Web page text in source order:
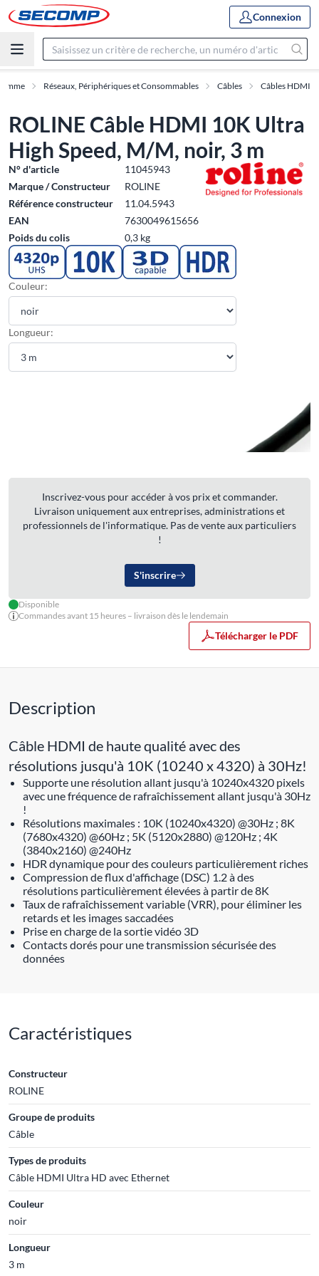
Connexion
Réseaux, Périphériques et Consommables Câbles Câbles HDMI
ROLINE Câble HDMI 10K Ultra
High Speed, M/M, noir, 3 m
N° d'article
11045943
Marque / Constructeur
ROLINE
Référence constructeur
11.04.5943
EAN
7630049615656
Poids du colis
0,3 kg
Couleur:
Longueur:
Inscrivez-vous pour accéder à vos prix et commander.
Livraison uniquement aux entreprises, administrations et
professionnels de l'informatique. Pas de vente aux particuliers
!
S'inscrire
Disponible
Commandes avant 15 heures – livraison dès le lendemain
Télécharger le PDF
Description
Câble HDMI de haute qualité avec des
résolutions jusqu'à 10K (10240 x 4320) à 30Hz!
Supporte une résolution allant jusqu'à 10240x4320 pixels
avec une fréquence de rafraîchissement allant jusqu'à 30Hz
!
Résolutions maximales : 10K (10240x4320) @30Hz ; 8K
(7680x4320) @60Hz ; 5K (5120x2880) @120Hz ; 4K
(3840x2160) @240Hz
HDR dynamique pour des couleurs particulièrement riches
Compression de flux d'affichage (DSC) 1.2 à des
résolutions particulièrement élevées à partir de 8K
Taux de rafraîchissement variable (VRR), pour éliminer les
retards et les images saccadées
Prise en charge de la sortie vidéo 3D
Contacts dorés pour une transmission sécurisée des
données
Caractéristiques
Constructeur
ROLINE
Groupe de produits
Câble
Types de produits
Câble HDMI Ultra HD avec Ethernet
Couleur
noir
Longueur
3 m